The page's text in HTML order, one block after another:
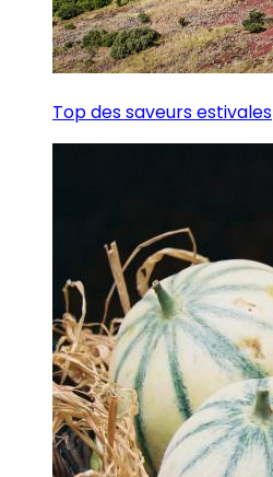
Top des saveurs estivales